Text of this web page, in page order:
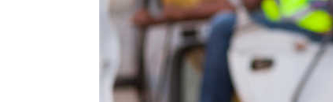
招贤纳士
企业荣誉
数字对讲机
公网对讲机
业余对讲机
专业对讲机
售后服务
使用体验
常见问题FAQ